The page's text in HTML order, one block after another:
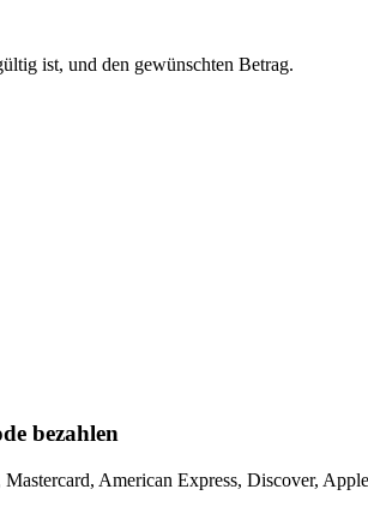
ist, und den gewünschten Betrag.
bezahlen
American Express, Discover,